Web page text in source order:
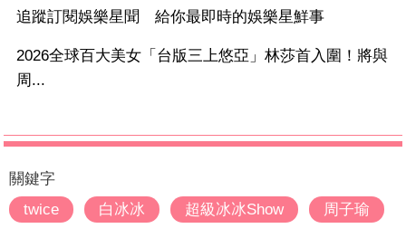
追蹤訂閱娛樂星聞 給你最即時的娛樂星鮮事
2026全球百大美女「台版三上悠亞」林莎首入圍！將與
周...
關鍵字
twice
白冰冰 超級冰冰Show 周子瑜